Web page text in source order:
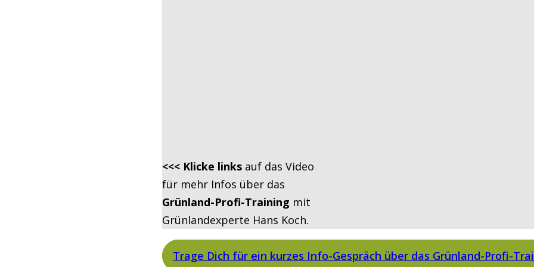
<<< Klicke links auf das Video
für mehr Infos über das
Grünland-Profi-Training mit
Grünlandexperte Hans Koch.
Trage Dich für ein kurzes Info-Gespräch über das Grünland-Profi-